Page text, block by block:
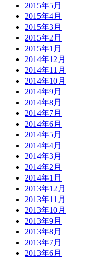
2015年5月
2015年4月
2015年3月
2015年2月
2015年1月
2014年12月
2014年11月
2014年10月
2014年9月
2014年8月
2014年7月
2014年6月
2014年5月
2014年4月
2014年3月
2014年2月
2014年1月
2013年12月
2013年11月
2013年10月
2013年9月
2013年8月
2013年7月
2013年6月